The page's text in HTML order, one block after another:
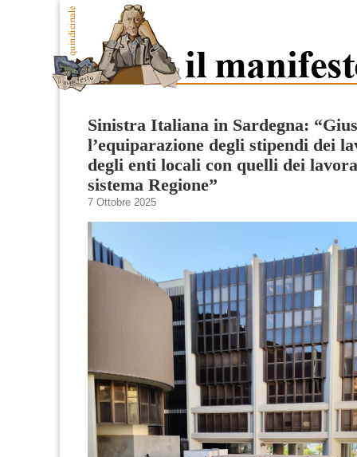
Sinistra Italiana in Sardegna:
l’equiparazione degli stipendi dei
degli enti locali con quelli dei
sistema Regione”
7 Ottobre 2025